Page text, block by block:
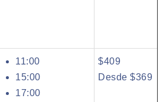
11:00
15:00
17:00
$409
Desde $369